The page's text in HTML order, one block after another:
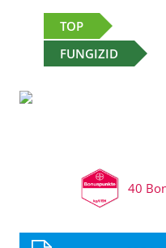
TOP
FUNGIZID
40